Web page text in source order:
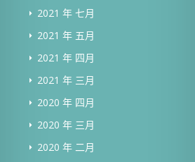
2021 年 七月
2021 年 五月
2021 年 四月
2021 年 三月
2020 年 四月
2020 年 三月
2020 年 二月